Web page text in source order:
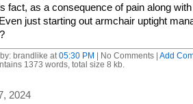
fact, as a consequence of pain along
just starting out armchair uptight
brandlike at 05:30 PM | No Comments | Add
1373 words, total size 8 kb.
2024